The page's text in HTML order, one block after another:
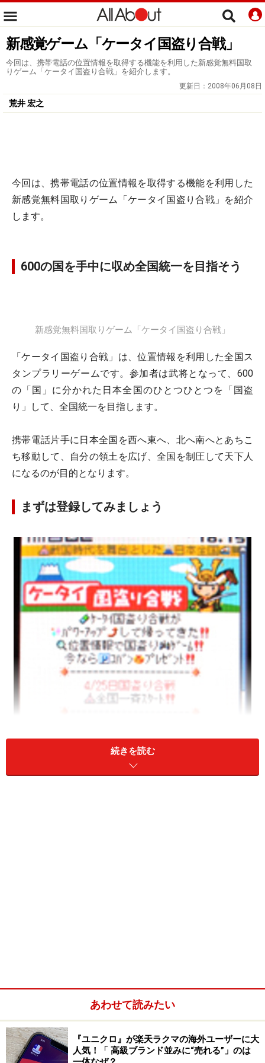
新感覚ゲーム「ケータイ国盗り合戦」
今回は、携帯電話の位置情報を取得する機能を利用した新感覚無料国取
りゲーム「ケータイ国盗り合戦」を紹介します。
更新日： 2008年06月08日
荒井 宏之
今回は、携帯電話の位置情報を取得する機能を利用した
新感覚無料国取りゲーム「ケータイ国盗り合戦」を紹介
します。
600の国を手中に収め全国統一を目指そう
新感覚無料国取りゲーム「ケータイ国盗り合戦」
「ケータイ国盗り合戦」は、位置情報を利用した全国ス
タンプラリーゲームです。参加者は武将となって、600
の「国」に分かれた日本全国のひとつひとつを「国盗
り」して、全国統一を目指します。
携帯電話片手に日本全国を西へ東へ、北へ南へとあちこ
ち移動して、自分の領土を広げ、全国を制圧して天下人
になるのが目的となります。
まずは登録してみましょう
続きを読む
あわせて読みたい
『ユニクロ』が楽天ラクマの海外ユーザーに大
人気！「 高級ブランド並みに“売れる”」のは